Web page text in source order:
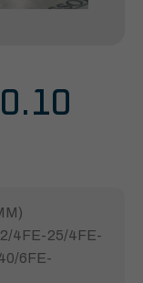
4FE-25/4FE-
6FE-